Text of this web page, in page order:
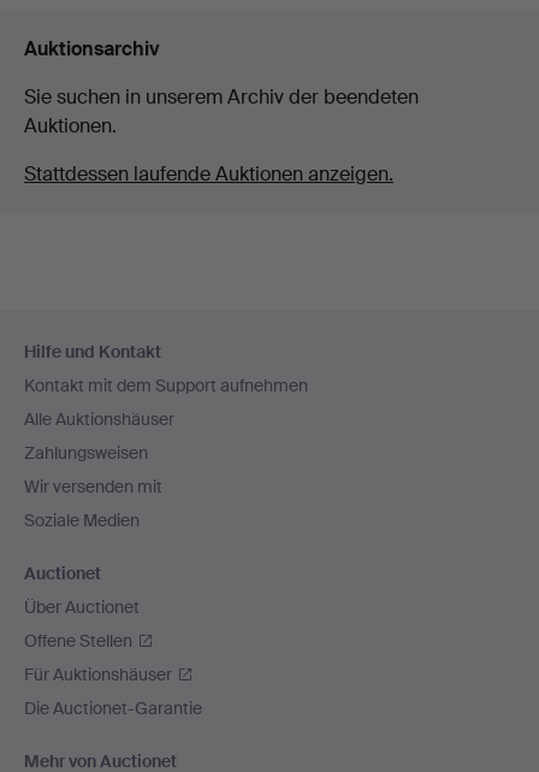
Auktionsarchiv
Sie suchen in unserem Archiv der beendeten
Auktionen.
Stattdessen laufende Auktionen anzeigen.
Navigation
Hilfe und Kontakt
Kontakt mit dem Support aufnehmen
Alle Auktionshäuser
Zahlungsweisen
Wir versenden mit
Soziale Medien
Auctionet
Über Auctionet
Offene Stellen
Für Auktionshäuser
Die Auctionet-Garantie
Mehr von Auctionet